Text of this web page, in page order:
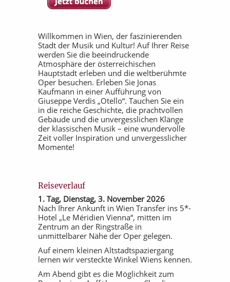
Willkommen in Wien, der faszinierenden
Stadt der Musik und Kultur! Auf Ihrer Reise
werden Sie die beeindruckende
Atmosphäre der österreichischen
Hauptstadt erleben und die weltberühmte
Oper besuchen. Erleben Sie Jonas
Kaufmann in einer Aufführung von
Giuseppe Verdis „Otello“. Tauchen Sie ein
in die reiche Geschichte, die prachtvollen
Gebäude und die unvergesslichen Klänge
der klassischen Musik – eine wundervolle
Zeit voller Inspiration und unvergesslicher
Momente!
Reiseverlauf
1. Tag, Dienstag, 3. November 2026
Nach Ihrer Ankunft in Wien Transfer ins 5*-
Hotel „Le Méridien Vienna“, mitten im
Zentrum an der Ringstraße in
unmittelbarer Nähe der Oper gelegen.
Auf einem kleinen Altstadtspaziergang
lernen wir versteckte Winkel Wiens kennen.
Am Abend gibt es die Möglichkeit zum